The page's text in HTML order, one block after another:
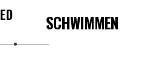
SCHWIMMEN